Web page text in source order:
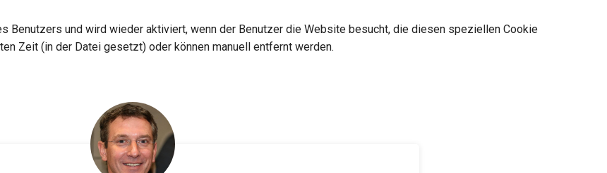
Benutzers und wird wieder aktiviert, wenn der Benutzer die Website besucht, die diesen speziellen Cookie
Zeit (in der Datei gesetzt) oder können manuell entfernt werden.